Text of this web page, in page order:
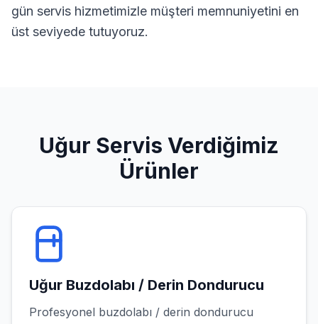
gün servis hizmetimizle müşteri memnuniyetini en
üst seviyede tutuyoruz.
Uğur Servis Verdiğimiz
Ürünler
Uğur Buzdolabı / Derin Dondurucu
Profesyonel buzdolabı / derin dondurucu